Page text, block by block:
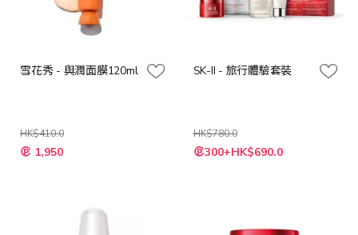
雪花秀 - 與潤面膜120ml
HK$410.0
特
殊 1,950
SK-II - 旅行體驗套裝
HK$780.0
特
殊 300+HK$690.0